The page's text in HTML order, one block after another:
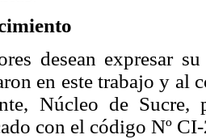
desean expresar
en este trabajo y al
Núcleo de
con el código Nº